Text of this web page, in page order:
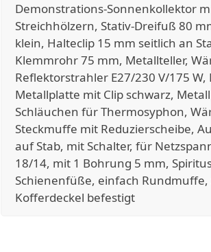
Demonstrations-Sonnenkollektor
Streichhölzern, Stativ-Dreifuß 80
klein, Halteclip 15 mm seitlich an
Klemmrohr 75 mm, Metallteller,
Reflektorstrahler E27/230 V/175
Metallplatte mit Clip schwarz,
Schläuchen für Thermosyphon,
Steckmuffe mit Reduzierscheibe,
auf Stab, mit Schalter, für
18/14, mit 1 Bohrung 5 mm,
Schienenfüße, einfach
Kofferdeckel befestigt